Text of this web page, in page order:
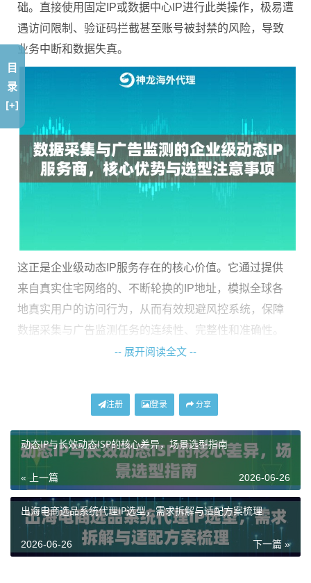
础。直接使用固定IP或数据中心IP进行此类操作，极易遭
遇访问限制、验证码拦截甚至账号被封禁的风险，导致
业务中断和数据失真。
这正是企业级动态IP服务存在的核心价值。它通过提供
来自真实住宅网络的、不断轮换的IP地址，模拟全球各
地真实用户的访问行为，从而有效规避风控系统，保障
数据采集与广告监测任务的连续性、完整性和准确性。
选择专业的服务商，意味着为企业的海外数据业务构建
神龙海外动态IP：面向企业级应用的核心优势
解析
作为专注于海外网络环境的服务商，神龙海外动态IP围
绕企业级数据与广告业务的需求，构建了多层次的产品
矩阵，其核心优势体现在以下几个方面：
1. 资源规模与纯净度保障业务成功率：企业级业务往往
对IP的可用性和纯净度有极高要求。神龙海外动态IP通过
-- 展开阅读全文 --
注册 登录 分享
动态IP与长效动态ISP的核心差异，场景选型指南
« 上一篇 2026-06-26
出海电商选品系统代理IP选型，需求拆解与适配方案梳理
下一篇 »
2026-06-26
目
录
[+]